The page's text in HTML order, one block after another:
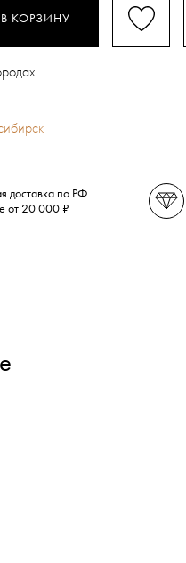
КОРЗИНУ
доставка по РФ
от 20 000 ₽